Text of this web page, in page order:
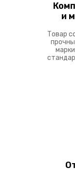
и
Товар